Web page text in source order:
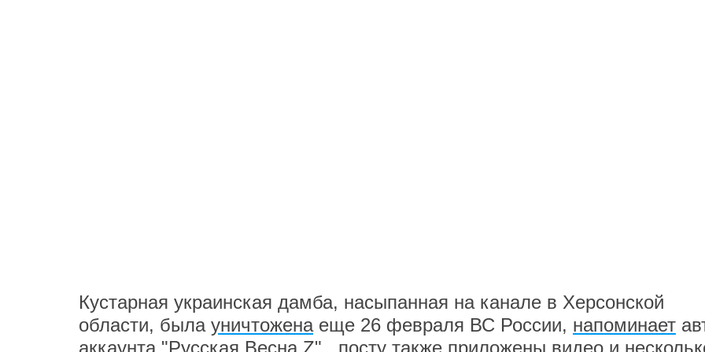
Кустарная украинская дамба, насыпанная на канале в Херсонской
области, была уничтоженаеще 26 февраля ВС России, напоминает
аккаунта "Русская Весна Z". посту также приложены видео и